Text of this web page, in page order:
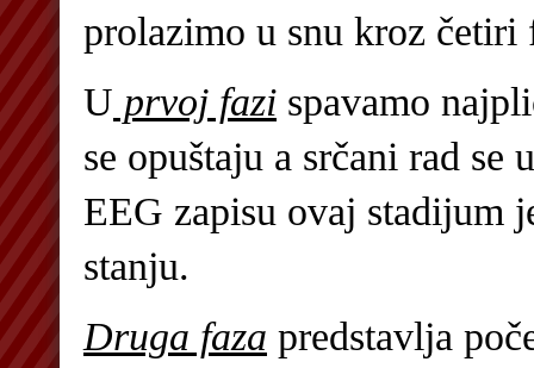
prolazimo u snu kroz četiri
U prvoj fazi spavamo
se opuštaju a srčani rad se
EEG zapisu ovaj stadijum
stanju.
Druga faza predstavlja